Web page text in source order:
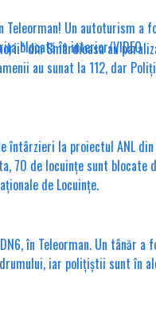
Teleorman! Un autoturism a
blocată în interior/VIDEO
din Smârdioasa au
au sunat la 112, dar
întârzieri la proiectul ANL
70 de locuințe sunt blocate
de Locuințe.
în Teleorman. Un tânăr
iar polițiștii sunt în